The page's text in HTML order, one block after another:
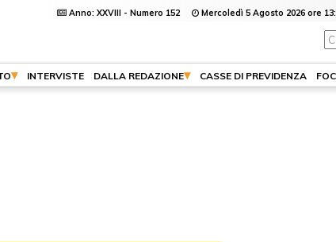
Anno: XXVIII - Numero 152 Mercoledì 5 Agosto 2026 ore
INTERVISTE DALLA REDAZIONE CASSE DI PREVIDENZA